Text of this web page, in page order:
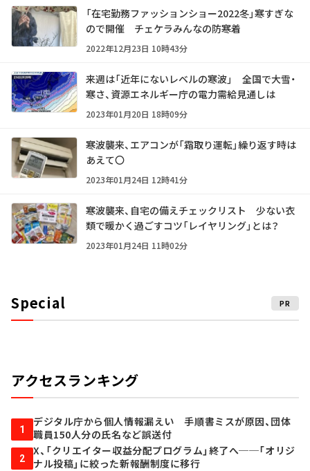
「在宅勤務ファッションショー2022冬」寒すぎな
ので開催 チェケラみんなの防寒着
2022年12月23日 10時43分
来週は「近年にないレベルの寒波」 全国で大雪・
寒さ、資源エネルギー庁の電力需給見通しは
2023年01月20日 18時09分
寒波襲来、エアコンが「霜取り運転」繰り返す時は
あえて〇
2023年01月24日 12時41分
寒波襲来、自宅の備えチェックリスト 少ない衣
類で暖かく過ごすコツ「レイヤリング」とは？
2023年01月24日 11時02分
Special PR
アクセスランキング
1
デジタル庁から個人情報漏えい 手順書ミスが原因、団体
職員150人分の氏名など誤送付
2
X、「クリエイター収益分配プログラム」終了へ──「オリジ
ナル投稿」に絞った新報酬制度に移行